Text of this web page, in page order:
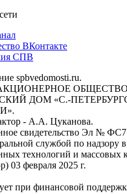
ВКонтакте
СПВ
spbvedomosti.ru.
АКЦИОНЕРНОЕ ОБЩЕСТВО
ДОМ «С.-
- А.А. Цуканова.
свидетельство Эл №
службой по надзору в
технологий и массовых
03 февраля 2025 г.
при финансовой